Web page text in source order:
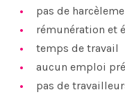
pas de
rémunération et
temps de travail
aucun emploi
pas de